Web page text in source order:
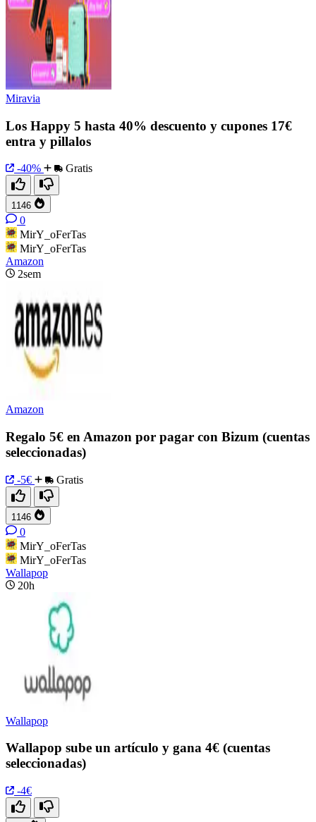
Miravia
Los Happy 5 hasta 40% descuento y cupones 17€
entra y pillalos
-40% Gratis
1146
0
MirY_oFerTas
MirY_oFerTas
Amazon
2sem
Amazon
Regalo 5€ en Amazon por pagar con Bizum (cuentas
seleccionadas)
-5€ Gratis
1146
0
MirY_oFerTas
MirY_oFerTas
Wallapop
20h
Wallapop
Wallapop sube un artículo y gana 4€ (cuentas
seleccionadas)
-4€